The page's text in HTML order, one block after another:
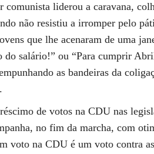
comunista liderou a caravana,
não resistiu a irromper pelo
que lhe acenaram de uma
do salário!” ou “Para cumprir
as bandeiras da
de votos na CDU nas
no fim da marcha, com
voto na CDU é um voto contra